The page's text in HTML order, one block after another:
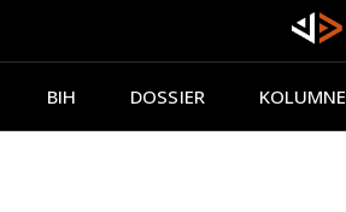
BIH DOSSIER KOLUMNE